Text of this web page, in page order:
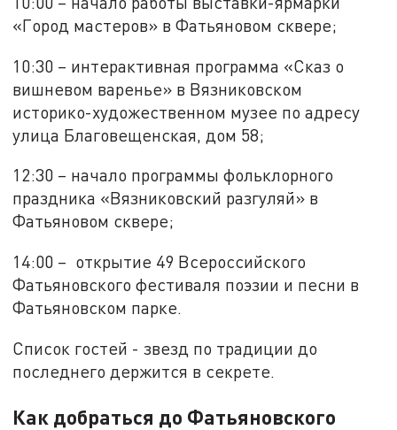
«Город мастеров» в Фатьяновом сквере;
10:30 – интерактивная программа «Сказ о
вишневом варенье» в Вязниковском
историко-художественном музее по адресу
улица Благовещенская, дом 58;
12:30 – начало программы фольклорного
праздника «Вязниковский разгуляй» в
Фатьяновом сквере;
14:00 – открытие 49 Всероссийского
Фатьяновского фестиваля поэзии и песни в
Фатьяновском парке.
Список гостей - звезд по традиции до
последнего держится в секрете.
Как добраться до Фатьяновского